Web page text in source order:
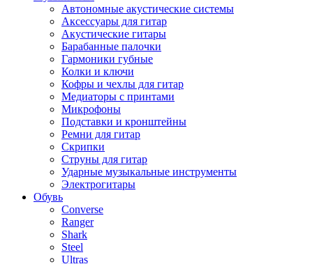
Автономные акустические системы
Аксессуары для гитар
Акустические гитары
Барабанные палочки
Гармоники губные
Колки и ключи
Кофры и чехлы для гитар
Медиаторы с принтами
Микрофоны
Подставки и кронштейны
Ремни для гитар
Скрипки
Струны для гитар
Ударные музыкальные инструменты
Электрогитары
Обувь
Converse
Ranger
Shark
Steel
Ultras